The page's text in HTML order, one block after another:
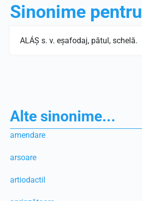
Sinonime pentru
ALÁŞ s. v. eşafodaj, pătul, schelă.
Alte sinonime...
amendare
arsoare
artiodactil